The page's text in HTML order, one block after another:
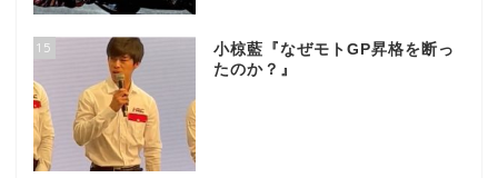
15
小椋藍『なぜモトGP昇格を断っ
たのか？』